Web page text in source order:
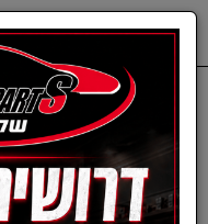
רדיאטורים
רדיאטור
מ01-08 / B4 00-03